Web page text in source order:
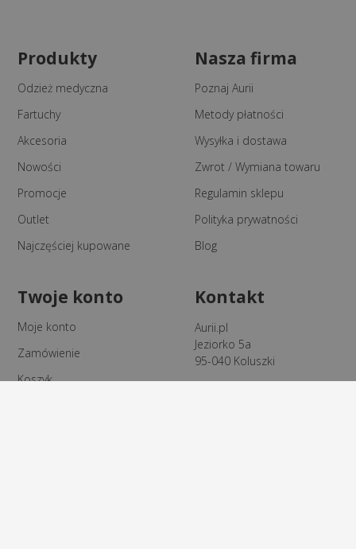
Produkty
Odzież medyczna
Fartuchy
Akcesoria
Nowości
Promocje
Outlet
Najczęściej kupowane
Nasza firma
Poznaj Aurii
Metody płatności
Wysyłka i dostawa
Zwrot / Wymiana towaru
Regulamin sklepu
Polityka prywatności
Blog
Twoje konto
Moje konto
Zamówienie
Koszyk
Kontakt
Aurii.pl
Jeziorko 5a
95-040 Koluszki